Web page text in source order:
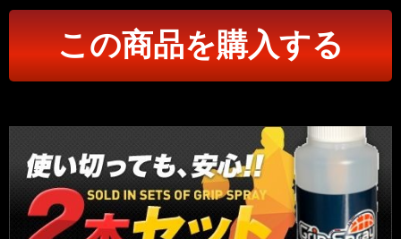
この商品を購入する